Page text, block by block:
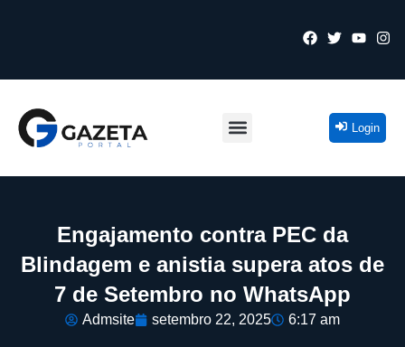
Login
Engajamento contra PEC da
Blindagem e anistia supera atos de
7 de Setembro no WhatsApp
Admsite setembro 22, 2025 6:17 am